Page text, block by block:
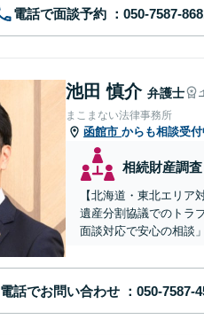
電話で面談予約
池田 慎介 弁護士
まこまない法律事務所
函館市 からも相談受付
相続財産調
【北海道・東北エリア
遺産分割協議でのトラ
面談対応で安心の相談」
電話でお問い合わせ